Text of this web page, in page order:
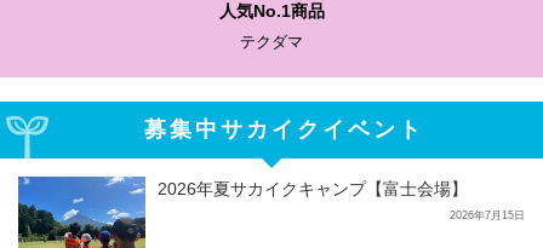
わかりやすい質問に沿って書ける
サカイクサッカーノート
募集中サカイクイベント
2026年夏サカイクキャンプ【富士会場】
2026年7月15日